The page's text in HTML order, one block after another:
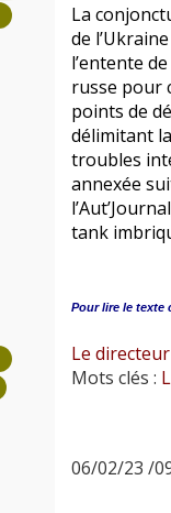
La
de
l’entente
russe pour
points de
délimitant
troubles
annexée
tank
Pour lire le texte
Le
Mots clés :
06/02/23 /